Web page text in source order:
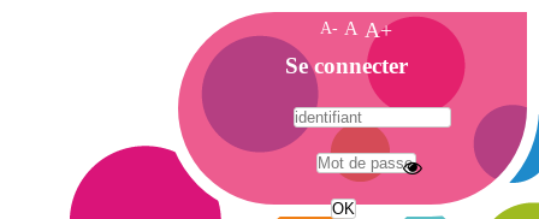
A- A A+
A
c
c
e
i
Se connecter
A